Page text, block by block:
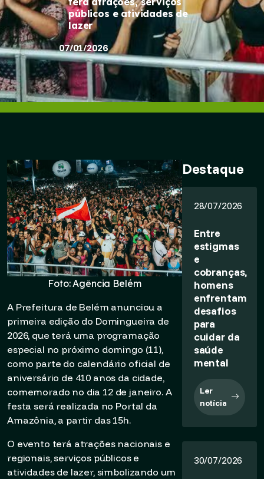
públicos e atividades de
lazer
07/01/2026
Foto: Agência Belém
A Prefeitura de Belém anunciou a
primeira edição do Domingueira de
2026, que terá uma programação
especial no próximo domingo (11),
como parte do calendário oficial de
aniversário de 410 anos da cidade,
comemorado no dia 12 de janeiro. A
festa será realizada no Portal da
Amazônia, a partir das 15h.
O evento terá atrações nacionais e
regionais, serviços públicos e
atividades de lazer, simbolizando um
Destaque
28/07/2026
Entre
estigmas
e
cobranças,
homens
enfrentam
desafios
para
cuidar da
saúde
mental
Ler
notícia
30/07/2026